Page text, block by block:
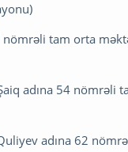
nömrəli tam orta
adına 54 nömrəli
adına 62